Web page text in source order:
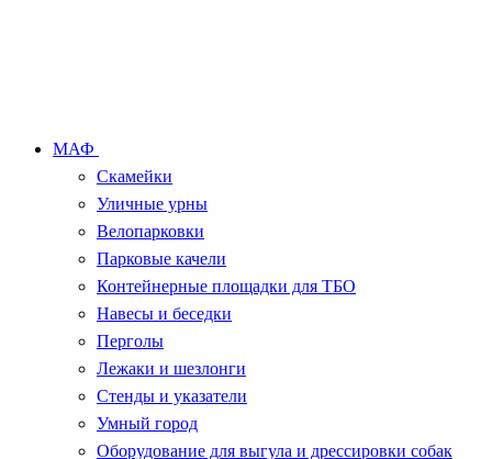
МАФ
Скамейки
Уличные урны
Велопарковки
Парковые качели
Контейнерные площадки для ТБО
Навесы и беседки
Перголы
Лежаки и шезлонги
Стенды и указатели
Умный город
Оборудование для выгула и дрессировки собак